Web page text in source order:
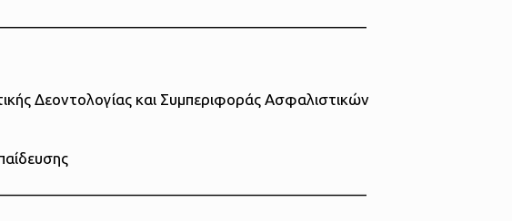
Δεοντολογίας και Συμπεριφοράς Ασφαλιστικών